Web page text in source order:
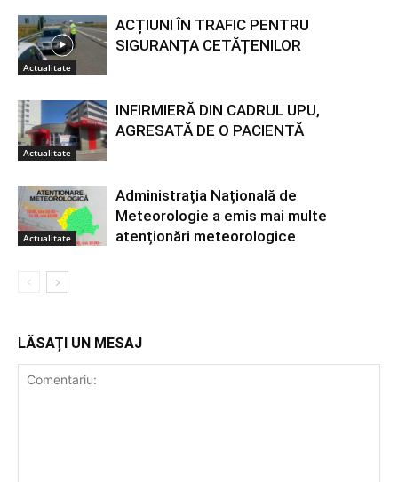
Actualitate
ACȚIUNI ÎN TRAFIC PENTRU
SIGURANȚA CETĂȚENILOR
Actualitate
INFIRMIERĂ DIN CADRUL UPU,
AGRESATĂ DE O PACIENTĂ
Actualitate
Administrația Națională de
Meteorologie a emis mai multe
atenționări meteorologice
LĂSAȚI UN MESAJ